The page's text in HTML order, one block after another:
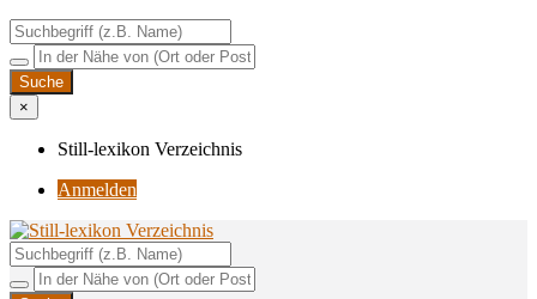
×
Still-lexikon Verzeichnis
Anmelden
Still-lexikon Verzeichnis
Unterstützungsangebote rund ums Stillen